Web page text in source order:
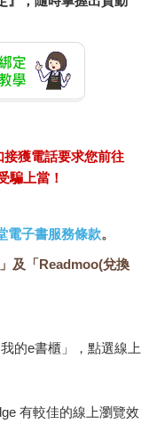
獲電話要求您前往
騙上當！
電子書服務條款。
及「Readmoo(兌換
的e書櫃」，點選線上
有較佳的線上瀏覽效